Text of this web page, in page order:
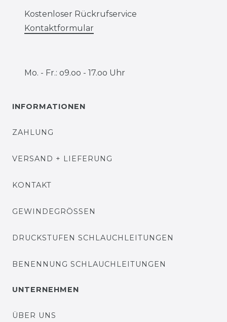
Kostenloser Rückrufservice
Kontaktformular
Mo. - Fr.: o9.oo - 17.oo Uhr
INFORMATIONEN
ZAHLUNG
VERSAND + LIEFERUNG
KONTAKT
GEWINDEGRÖSSEN
DRUCKSTUFEN SCHLAUCHLEITUNGEN
BENENNUNG SCHLAUCHLEITUNGEN
UNTERNEHMEN
ÜBER UNS